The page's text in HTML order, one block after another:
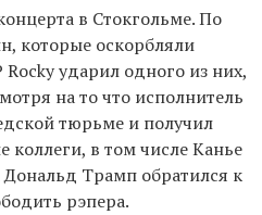
в Стокгольме. По
которые оскорбляли
ударил одного из них,
на то что исполнитель
тюрьме и получил
в том числе Канье
Трамп обратился к
рэпера.